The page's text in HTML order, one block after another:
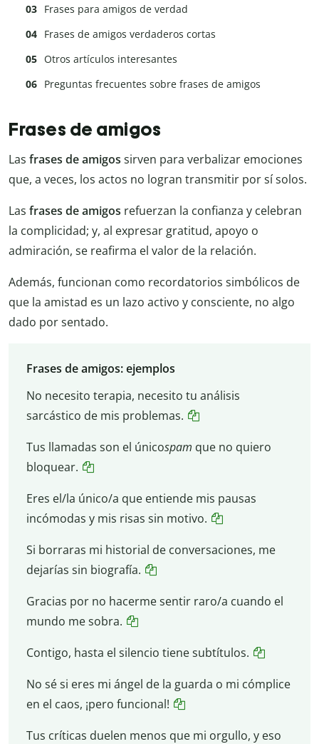
Frases para amigos de verdad
Frases de amigos verdaderos cortas
Otros artículos interesantes
Preguntas frecuentes sobre frases de amigos
Frases de amigos
Las frases de amigos sirven para verbalizar emociones
que, a veces, los actos no logran transmitir por sí solos.
Las frases de amigos refuerzan la confianza y celebran
la complicidad; y, al expresar gratitud, apoyo o
admiración, se reafirma el valor de la relación.
Además, funcionan como recordatorios simbólicos de
que la amistad es un lazo activo y consciente, no algo
dado por sentado.
Frases de amigos: ejemplos
No necesito terapia, necesito tu análisis
sarcástico de mis problemas.
Tus llamadas son el únicospam que no quiero
bloquear.
Eres el/la único/a que entiende mis pausas
incómodas y mis risas sin motivo.
Si borraras mi historial de conversaciones, me
dejarías sin biografía.
Gracias por no hacerme sentir raro/a cuando el
mundo me sobra.
Contigo, hasta el silencio tiene subtítulos.
No sé si eres mi ángel de la guarda o mi cómplice
en el caos, ¡pero funcional!
Tus críticas duelen menos que mi orgullo, y eso